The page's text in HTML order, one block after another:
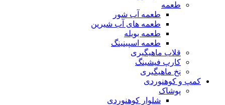
طعمه
طعمه آب شور
طعمه های آب شیرین
طعمه بویله
طعمه اسپینینگ
قلاب ماهیگیری
کارپ فیشینگ
نخ ماهیگیری
کمپ و کوهنوردی
پوشاک
شلوار کوهنوردی